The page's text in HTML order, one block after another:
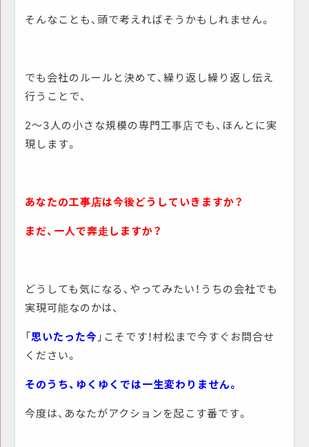
そんなことも、頭で考えればそうかもしれません。
でも会社のルールと決めて、繰り返し繰り返し伝え
行うことで、
2～3人の小さな規模の専門工事店でも、ほんとに実
現します。
あなたの工事店は今後どうしていきますか？
まだ、一人で奔走しますか？
どうしても気になる、やってみたい！うちの会社でも
実現可能なのかは、
「思いたった今 」こそです！村松まで今すぐお問合せ
ください。
そのうち、ゆくゆくでは一生変わりません。
今度は、あなたがアクションを起こす番です。